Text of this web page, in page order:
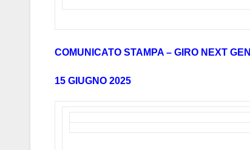
COMUNICATO STAMPA – GIRO NEXT GEN
15 GIUGNO 2025